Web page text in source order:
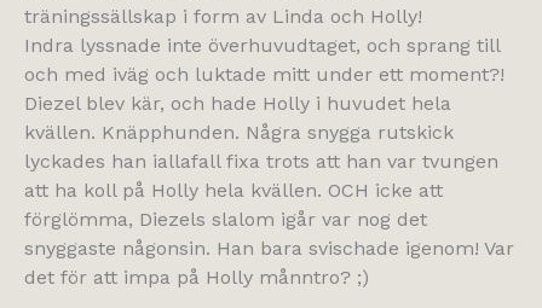
träningssällskap i form av Linda och Holly!
Indra lyssnade inte överhuvudtaget, och sprang till
och med iväg och luktade mitt under ett moment?!
Diezel blev kär, och hade Holly i huvudet hela
kvällen. Knäpphunden. Några snygga rutskick
lyckades han iallafall fixa trots att han var tvungen
att ha koll på Holly hela kvällen. OCH icke att
förglömma, Diezels slalom igår var nog det
snyggaste någonsin. Han bara svischade igenom! Var
det för att impa på Holly månntro? ;)